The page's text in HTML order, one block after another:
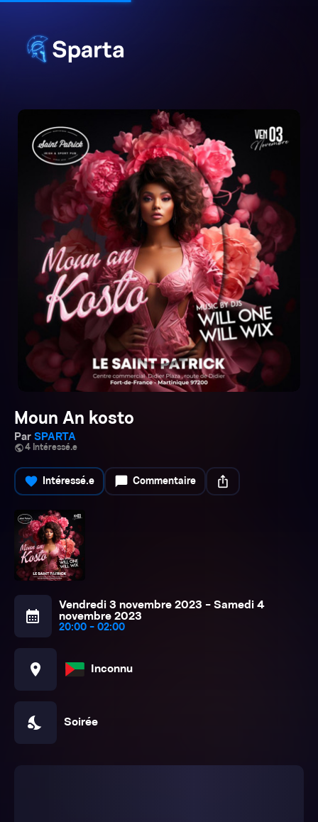
Moun An kosto
Par SPARTA
public4 Intéressé.e
favorite Intéressé.e chat_bubble Commentaire ios_share
calendar_month
Vendredi 3 novembre 2023 - Samedi 4
novembre 2023
20:00 - 02:00
location_on Inconnu
nights_stay Soirée